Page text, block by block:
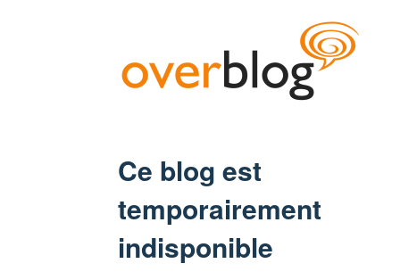
Ce blog est
temporairement
indisponible